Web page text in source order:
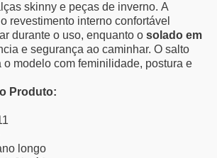
skinny e peças de inverno.A
revestimento interno confortável
durante o uso, enquanto osolado em
e segurança ao caminhar. O salto
o modelo com feminilidade, postura e
Produto:
longo